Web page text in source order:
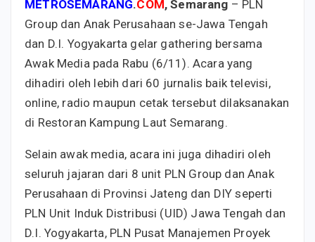
METROSEMARANG.COM, Semarang – PLN
Group dan Anak Perusahaan se-Jawa Tengah
dan D.I. Yogyakarta gelar gathering bersama
Awak Media pada Rabu (6/11). Acara yang
dihadiri oleh lebih dari 60 jurnalis baik televisi,
online, radio maupun cetak tersebut dilaksanakan
di Restoran Kampung Laut Semarang.
Selain awak media, acara ini juga dihadiri oleh
seluruh jajaran dari 8 unit PLN Group dan Anak
Perusahaan di Provinsi Jateng dan DIY seperti
PLN Unit Induk Distribusi (UID) Jawa Tengah dan
D.I. Yogyakarta, PLN Pusat Manajemen Proyek